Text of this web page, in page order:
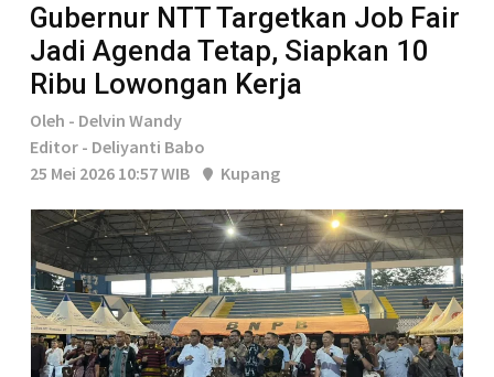
Gubernur NTT Targetkan Job Fair
Jadi Agenda Tetap, Siapkan 10
Ribu Lowongan Kerja
Oleh - Delvin Wandy
Editor - Deliyanti Babo
25 Mei 2026 10:57 WIB
Kupang